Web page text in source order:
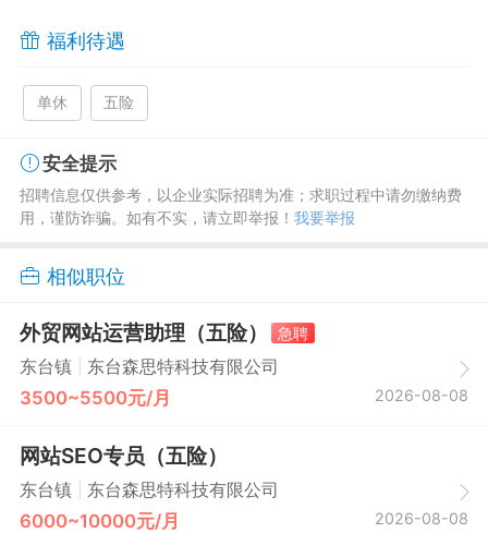
福利待遇
单休 五险
安全提示
招聘信息仅供参考，以企业实际招聘为准；求职过程中请勿缴纳费
用，谨防诈骗。如有不实，请立即举报！ 我要举报
相似职位
外贸网站运营助理（五险）
急聘
东台镇
东台森思特科技有限公司
3500~5500元/月 2026-08-08
网站SEO专员（五险）
东台镇 东台森思特科技有限公司
6000~10000元/月 2026-08-08